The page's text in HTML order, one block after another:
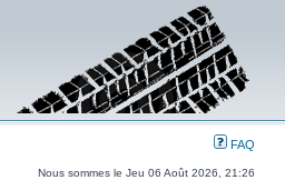
FAQ
Nous sommes le Jeu 06 Août 2026, 21:26